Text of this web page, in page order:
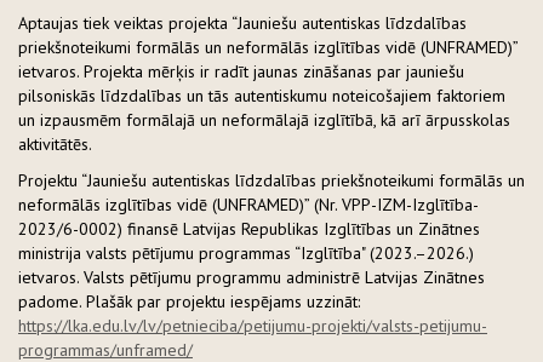
Aptaujas tiek veiktas projekta “Jauniešu autentiskas līdzdalības
priekšnoteikumi formālās un neformālās izglītības vidē (UNFRAMED)”
ietvaros. Projekta mērķis ir radīt jaunas zināšanas par jauniešu
pilsoniskās līdzdalības un tās autentiskumu noteicošajiem faktoriem
un izpausmēm formālajā un neformālajā izglītībā, kā arī ārpusskolas
aktivitātēs.
Projektu “Jauniešu autentiskas līdzdalības priekšnoteikumi formālās un
neformālās izglītības vidē (UNFRAMED)” (Nr. VPP-IZM-Izglītība-
2023/6-0002) finansē Latvijas Republikas Izglītības un Zinātnes
ministrija valsts pētījumu programmas “Izglītība" (2023.–2026.)
ietvaros. Valsts pētījumu programmu administrē Latvijas Zinātnes
padome. Plašāk par projektu iespējams uzzināt:
https://lka.edu.lv/lv/petnieciba/petijumu-projekti/valsts-petijumu-
programmas/unframed/